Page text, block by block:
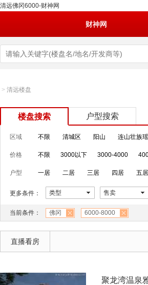
清远佛冈6000-财神网
财神网
> 清远楼盘
楼盘搜索 户型搜索
区域 不限 清城区 阳山 连山壮族
价格 不限 3000以下 3000-4000
户型 一居 二居 三居 四居 五
更多条件： 类型 售卖
当前条件： 佛冈 6000-8000
直播看房
聚龙湾温泉